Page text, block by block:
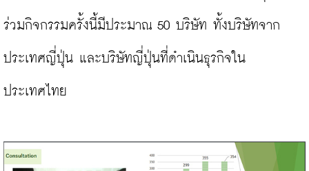
ร่วมกิจกรรมครั้งนี้มีประมาณ 50 บริษัท ทั้งบริษัทจาก
ประเทศญี่ปุ่น และบริษัทญี่ปุ่นที่ดำเนินธุรกิจใน
ประเทศไทย